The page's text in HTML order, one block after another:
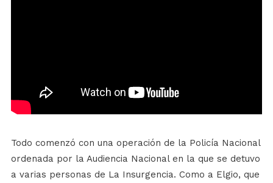
Todo comenzó con una operación de la Policía Nacional
ordenada por la Audiencia Nacional en la que se detuvo
a varias personas de La Insurgencia. Como a Elgio, que